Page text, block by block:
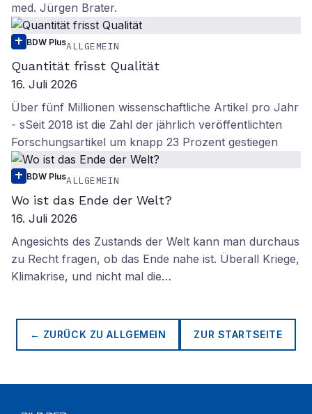
med. Jürgen Brater.
BDW PlusALLGEMEIN
Quantität frisst Qualität
16. Juli 2026
Über fünf Millionen wissenschaftliche Artikel pro Jahr
- sSeit 2018 ist die Zahl der jährlich veröffentlichten
Forschungsartikel um knapp 23 Prozent gestiegen
BDW PlusALLGEMEIN
Wo ist das Ende der Welt?
16. Juli 2026
Angesichts des Zustands der Welt kann man durchaus
zu Recht fragen, ob das Ende nahe ist. Überall Kriege,
Klimakrise, und nicht mal die…
← ZURÜCK ZUALLGEMEIN ZUR STARTSEITE